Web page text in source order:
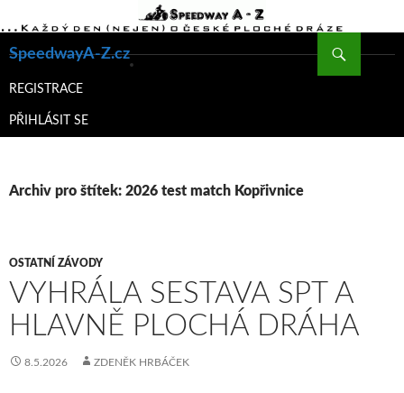
SpeedwayA-Z.cz
K
WEBU
REGISTRACE
PŘIHLÁSIT SE
Archiv pro štítek: 2026 test match Kopřivnice
OSTATNÍ ZÁVODY
VYHRÁLA SESTAVA SPT A
HLAVNĚ PLOCHÁ DRÁHA
8.5.2026 ZDENĚK HRBÁČEK